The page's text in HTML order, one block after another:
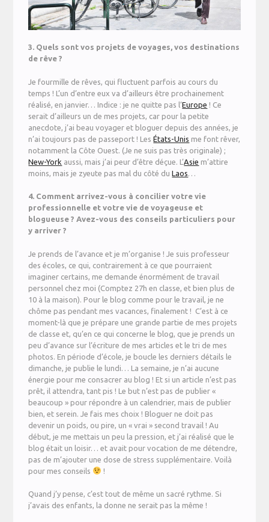
3. Quels sont vos projets de voyages, vos destinations
de rêve ?
Je fourmille de rêves, qui fluctuent parfois au cours du
temps ! L’un d’entre eux va d’ailleurs être prochainement
réalisé, en janvier… Indice : je ne quitte pas l’Europe ! Ce
serait d’ailleurs un de mes projets, car pour la petite
anecdote, j’ai beau voyager et bloguer depuis des années, je
n’ai toujours pas de passeport ! LesÉtats-Unis me font rêver,
notamment la Côte Ouest. (Je ne suis pas très originale) ;
New-York aussi, mais j’ai peur d’être déçue. L’Asie m’attire
moins, mais je zyeute pas mal du côté duLaos
4. Comment arrivez-vous à concilier votre vie
professionnelle et votre vie de voyageuse et
blogueuse ? Avez-vous des conseils particuliers pour
y arriver ?
Je prends de l’avance et je m’organise ! Je suis professeur
des écoles, ce qui, contrairement à ce que pourraient
imaginer certains, me demande énormément de travail
personnel chez moi (Comptez 27h en classe, et bien plus de
10 à la maison). Pour le blog comme pour le travail, je ne
chôme pas pendant mes vacances, finalement ! C’est à ce
moment-là que je prépare une grande partie de mes projets
de classe et, qu’en ce qui concerne le blog, que je prends un
peu d’avance sur l’écriture de mes articles et le tri de mes
photos. En période d’école, je boucle les derniers détails le
dimanche, je publie le lundi… La semaine, je n’ai aucune
énergie pour me consacrer au blog ! Et si un article n’est pas
prêt, il attendra, tant pis ! Le but n’est pas de publier «
beaucoup » pour répondre à un calendrier, mais de publier
bien, et serein. Je fais mes choix ! Bloguer ne doit pas
devenir un poids, ou pire, un « vrai » second travail ! Au
début, je me mettais un peu la pression, et j’ai réalisé que le
blog était un loisir… et avait pour vocation de me détendre,
pas de m’ajouter une dose de stress supplémentaire. Voilà
pour mes conseils
!
Quand j’y pense, c’est tout de même un sacré rythme. Si
j’avais des enfants, la donne ne serait pas la même !